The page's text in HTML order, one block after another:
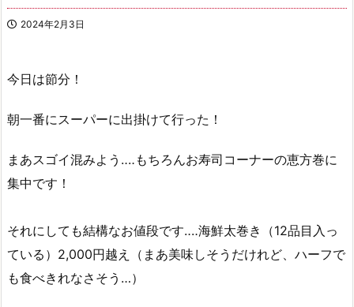
2024年2月3日
今日は節分！
朝一番にスーパーに出掛けて行った！
まあスゴイ混みよう‥‥もちろんお寿司コーナーの恵方巻に
集中です！
それにしても結構なお値段です‥‥海鮮太巻き（12品目入っ
ている）2,000円越え（まあ美味しそうだけれど、ハーフで
も食べきれなさそう…）